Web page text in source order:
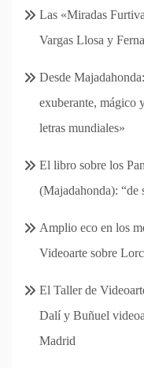
Las «Miradas
Vargas Llosa y
Desde
exuberante, mágico
letras mundiales»
El libro sobre los
(Majadahonda): “de
Amplio eco en los
Videoarte sobre
El Taller de
Dalí y Buñuel
Madrid